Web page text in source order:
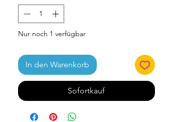
Nur noch 1 verfügbar
In den Warenkorb
Sofortkauf